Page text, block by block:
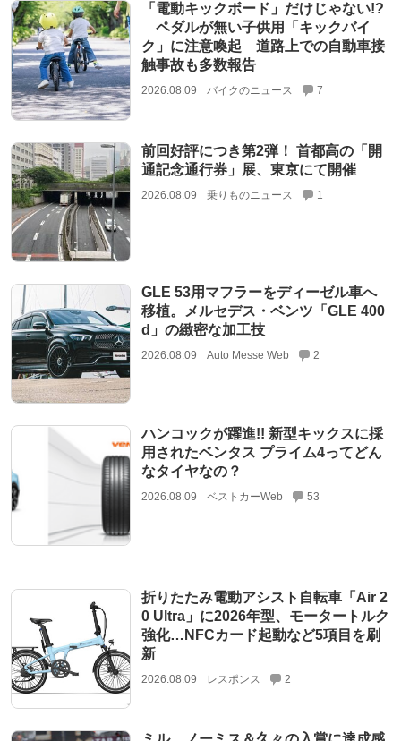
「電動キックボード」だけじゃない!?
ペダルが無い子供用「キックバイ
ク」に注意喚起 道路上での自動車接
触事故も多数報告
2026.08.09 バイクのニュース 7
前回好評につき第2弾！ 首都高の「開
通記念通行券」展、東京にて開催
2026.08.09 乗りものニュース 1
GLE 53用マフラーをディーゼル車へ
移植。メルセデス・ベンツ「GLE 400
d」の緻密な加工技
2026.08.09 Auto Messe Web 2
ハンコックが躍進!! 新型キックスに採
用されたベンタス プライム4ってどん
なタイヤなの？
2026.08.09 ベストカーWeb 53
折りたたみ電動アシスト自転車「Air 2
0 Ultra」に2026年型、モータートルク
強化…NFCカード起動など5項目を刷
新
2026.08.09 レスポンス 2